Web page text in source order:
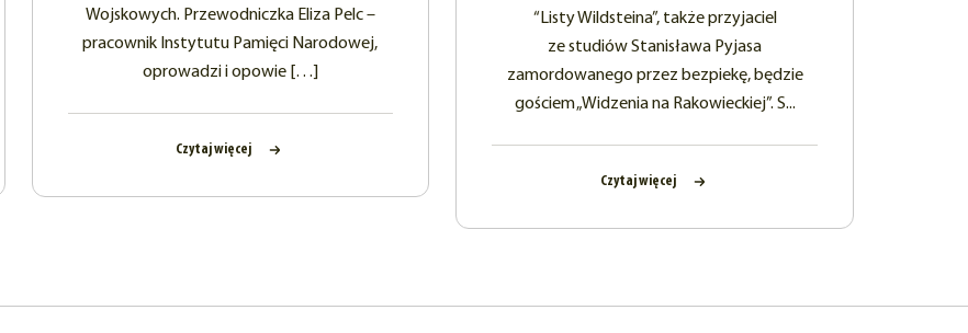
Wojskowych. Przewodniczka Eliza Pelc –
pracownik Instytutu Pamięci Narodowej,
oprowadzi i opowie […]
Czytaj więcej
“Listy Wildsteina”, także przyjaciel
ze studiów Stanisława Pyjasa
zamordowanego przez bezpiekę, będzie
gościem „Widzenia na Rakowieckiej”. S...
Czytaj więcej